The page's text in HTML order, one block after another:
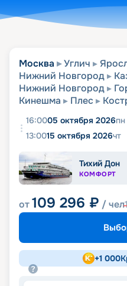
Москва Углич
Нижний Новгород
Нижний Новгород
Кинешма
Плес
16:0005 октября 2026пн
13:0015 октября 2026чт
Тихий Дон
КОМФОРТ
от109 296 ₽ / чел
+1 000